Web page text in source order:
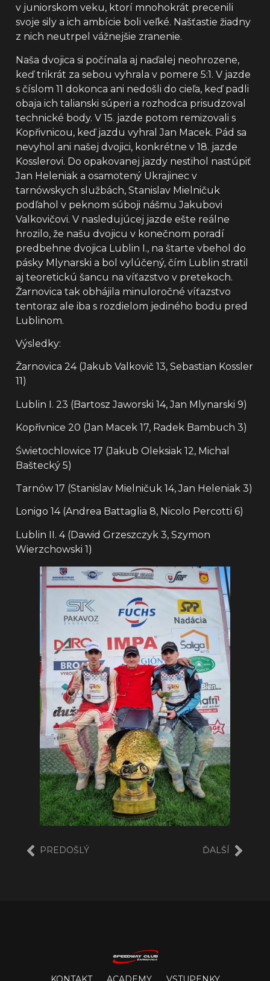
v juniorskom veku, ktorí mnohokrát precenili
svoje sily a ich ambície boli veľké. Našťastie žiadny
z nich neutrpel vážnejšie zranenie.
Naša dvojica si počínala aj naďalej neohrozene,
keď trikrát za sebou vyhrala v pomere 5:1. V jazde
s číslom 11 dokonca ani nedošli do cieľa, keď padli
obaja ich talianski súperi a rozhodca prisudzoval
technické body. V 15. jazde potom remizovali s
Kopřivnicou, keď jazdu vyhral Jan Macek. Pád sa
nevyhol ani našej dvojici, konkrétne v 18. jazde
Kosslerovi. Do opakovanej jazdy nestihol nastúpiť
Jan Heleniak a osamotený Ukrajinec v
tarnówskych službách, Stanislav Mielničuk
podľahol v peknom súboji nášmu Jakubovi
Valkovičovi. V nasledujúcej jazde ešte reálne
hrozilo, že našu dvojicu v konečnom poradí
predbehne dvojica Lublin I., na štarte vbehol do
pásky Mlynarski a bol vylúčený, čím Lublin stratil
aj teoretickú šancu na víťazstvo v pretekoch.
Žarnovica tak obhájila minuloročné víťazstvo
tentoraz ale iba s rozdielom jediného bodu pred
Lublinom.
Výsledky:
Žarnovica 24 (Jakub Valkovič 13, Sebastian Kossler
11)
Lublin I. 23 (Bartosz Jaworski 14, Jan Mlynarski 9)
Kopřivnice 20 (Jan Macek 17, Radek Bambuch 3)
Świetochlowice 17 (Jakub Oleksiak 12, Michal
Baštecký 5)
Tarnów 17 (Stanislav Mielničuk 14, Jan Heleniak 3)
Lonigo 14 (Andrea Battaglia 8, Nicolo Percotti 6)
Lublin II. 4 (Dawid Grzeszczyk 3, Szymon
Wierzchowski 1)
PREDOŠLÝ ĎALŠÍ